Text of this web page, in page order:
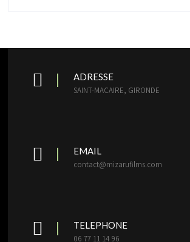
ADRESSE
SAINT-MACAIRE, GIRONDE
EMAIL
contact@mizarufilms.com
TELEPHONE
06 77 11 14 96